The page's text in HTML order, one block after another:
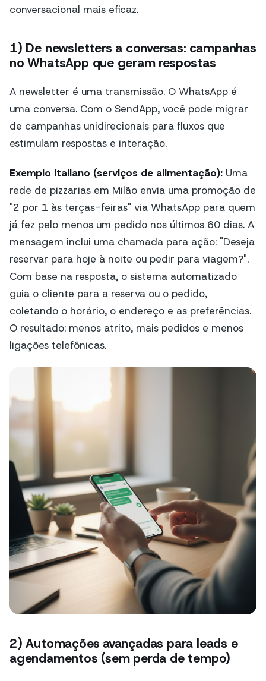
conversacional mais eficaz.
1) De newsletters a conversas: campanhas
no WhatsApp que geram respostas
A newsletter é uma transmissão. O WhatsApp é
uma conversa. Com o SendApp, você pode migrar
de campanhas unidirecionais para fluxos que
estimulam respostas e interação.
Exemplo italiano (serviços de alimentação): Uma
rede de pizzarias em Milão envia uma promoção de
"2 por 1 às terças-feiras" via WhatsApp para quem
já fez pelo menos um pedido nos últimos 60 dias. A
mensagem inclui uma chamada para ação: "Deseja
reservar para hoje à noite ou pedir para viagem?".
Com base na resposta, o sistema automatizado
guia o cliente para a reserva ou o pedido,
coletando o horário, o endereço e as preferências.
O resultado: menos atrito, mais pedidos e menos
ligações telefônicas.
2) Automações avançadas para leads e
agendamentos (sem perda de tempo)